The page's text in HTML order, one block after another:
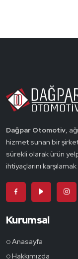
Dağpar Otomotiv,
hizmet sunan bir
sürekli olarak ürün
ihtiyaçlarını
Kurumsal
Anasayfa
Hakkımızda